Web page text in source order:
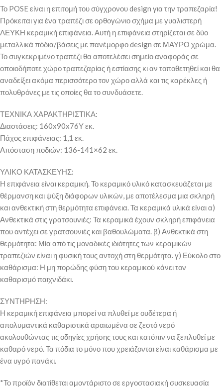
Το POSE είναι η επιτομή του σύγχρονου design για την τραπεζαρία!
Πρόκειται για ένα τραπέζι σε ορθογώνιο σχήμα με γυαλιστερή
ΛΕΥΚΗ κεραμική επιφάνεια. Αυτή η επιφάνεια στηρίζεται σε δύο
μεταλλικά πόδια/βάσεις με πανέμορφο design σε ΜΑΥΡΟ χρώμα.
Το συγκεκριμένο τραπέζι θα αποτελέσει σημείο αναφοράς σε
οποιοδήποτε χώρο τραπεζαρίας ή εστίασης κι αν τοποθετηθεί και θα
αναδείξει ακόμα περισσότερο τον χώρο αλλά και τις καρέκλες ή
πολυθρόνες με τις οποίες θα το συνδυάσετε.
ΤΕΧΝΙΚΑ ΧΑΡΑΚΤΗΡΙΣΤΙΚΑ:
Διαστάσεις: 160x90x76Υ εκ.
Πάχος επιφάνειας: 1,1 εκ.
Απόσταση ποδιών: 136-141×62 εκ.
ΥΛΙΚΟ ΚΑΤΑΣΚΕΥΗΣ:
Η επιφάνεια είναι κεραμική. Το κεραμικό υλικό κατασκευάζεται με
θέρμανση και ψύξη διάφορων υλικών, με αποτέλεσμα μια σκληρή
και ανθεκτική στη θερμότητα επιφάνεια. Τα κεραμικά υλικά είναι α)
Ανθεκτικά στις γρατσουνιές: Τα κεραμικά έχουν σκληρή επιφάνεια
που αντέχει σε γρατσουνιές και βαθουλώματα. β) Ανθεκτικά στη
θερμότητα: Μία από τις μοναδικές ιδιότητες των κεραμικών
τραπεζιών είναι η φυσική τους αντοχή στη θερμότητα. γ) Εύκολο στο
καθάρισμα: Η μη πορώδης φύση του κεραμικού κάνει τον
καθαρισμό παιχνιδάκι.
ΣΥΝΤΗΡΗΣΗ:
Η κεραμική επιφάνεια μπορεί να πλυθεί με ουδέτερα ή
απολυμαντικά καθαριστικά αραιωμένα σε ζεστό νερό
ακολουθώντας τις οδηγίες χρήσης τους και κατόπιν να ξεπλυθεί με
καθαρό νερό. Τα πόδια το μόνο που χρειάζονται είναι καθάρισμα με
ένα υγρό πανάκι.
*Το προϊόν διατίθεται αμοντάριστο σε εργοστασιακή συσκευασία